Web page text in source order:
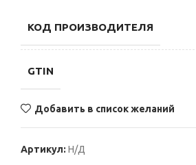
КОД ПРОИЗВОДИТЕЛЯ
GTIN
Добавить в список желаний
Артикул: Н/Д